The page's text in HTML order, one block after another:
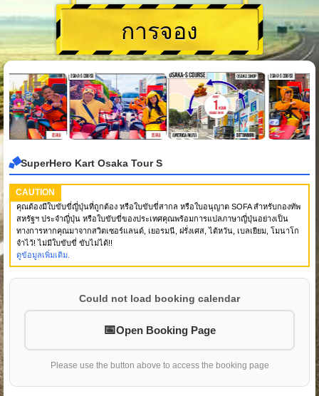
การจอง
SuperHero Kart Osaka Tour S
CAUTION
คุณต้องมีใบขับขี่ญี่ปุ่นที่ถูกต้อง หรือใบขับขี่สากล หรือใบอนุญาต SOFA สำหรับกองทัพ
สหรัฐฯ ประจำญี่ปุ่น หรือใบขับขี่ของประเทศคุณพร้อมการแปลภาษาญี่ปุ่นอย่างเป็น
ทางการหากคุณมาจากสวิตเซอร์แลนด์, เยอรมนี, ฝรั่งเศส, ไต้หวัน, เบลเยียม, โมนาโก
จำไว้! ไม่มีใบขับขี่ ขับไม่ได้!!
ดูข้อมูลเพิ่มเติม.
Could not load booking calendar
Open Booking Page
Please use the button above to access the booking page